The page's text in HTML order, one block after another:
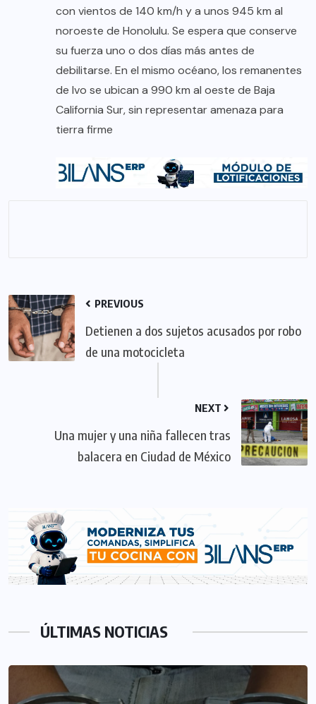
con vientos de 140 km/h y a unos 945 km al
noroeste de Honolulu. Se espera que conserve
su fuerza uno o dos días más antes de
debilitarse. En el mismo océano, los remanentes
de Ivo se ubican a 990 km al oeste de Baja
California Sur, sin representar amenaza para
tierra firme
PREVIOUS
Detienen a dos sujetos acusados por robo
de una motocicleta
NEXT
Una mujer y una niña fallecen tras
balacera en Ciudad de México
ÚLTIMAS NOTICIAS